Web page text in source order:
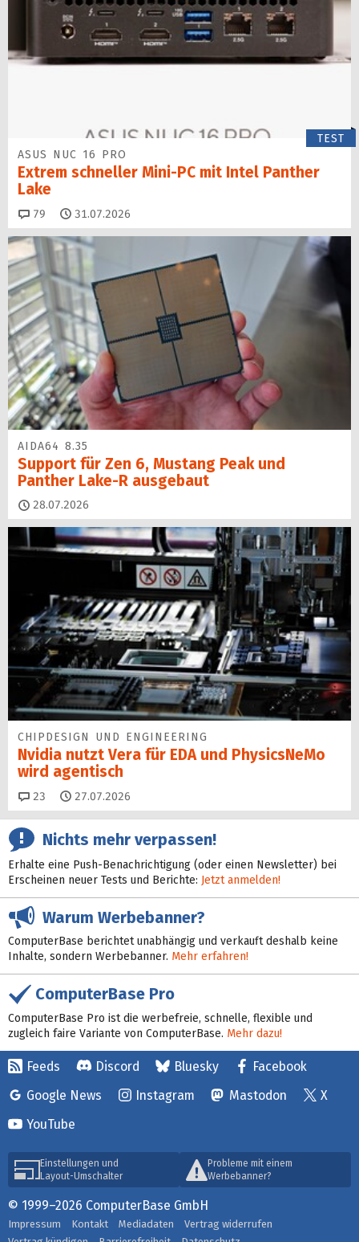
TEST
ASUS NUC 16 PRO
Extrem schneller Mini-PC mit Intel Panther
Lake
79 Kommentare
31.07.2026
AIDA64 8.35
Support für Zen 6, Mustang Peak und
Panther Lake-R ausgebaut
28.07.2026
CHIPDESIGN UND ENGINEERING
Nvidia nutzt Vera für EDA und PhysicsNeMo
wird agentisch
23 Kommentare
27.07.2026
Nichts mehr verpassen!
Erhalte eine Push-Benachrichtigung (oder einen Newsletter) bei
Erscheinen neuer Tests und Berichte: Jetzt anmelden!
Warum Werbebanner?
ComputerBase berichtet unabhängig und verkauft deshalb keine
Inhalte, sondern Werbebanner. Mehr erfahren!
ComputerBase Pro
ComputerBase Pro ist die werbefreie, schnelle, flexible und
zugleich faire Variante von ComputerBase. Mehr dazu!
Feeds Discord Bluesky
Facebook
Google News
Instagram Mastodon
X
YouTube
Einstellungen und
Layout-Umschalter
Probleme mit einem
Werbebanner?
© 1999–2026 ComputerBase GmbH
Impressum Kontakt Mediadaten
Vertrag widerrufen